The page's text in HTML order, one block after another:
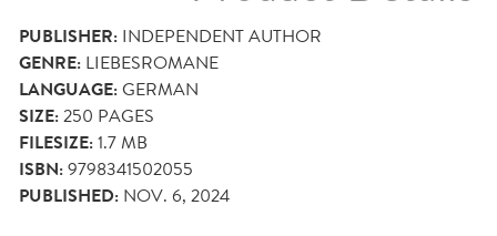
PUBLISHER: INDEPENDENT AUTHOR
GENRE: LIEBESROMANE
LANGUAGE:GERMAN
SIZE:250 PAGES
FILESIZE:1.7 MB
ISBN:9798341502055
PUBLISHED: NOV. 6, 2024